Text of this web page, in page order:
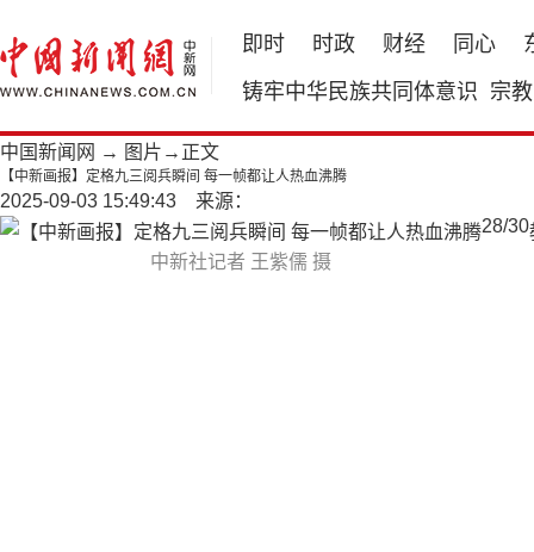
即时 时政 财经 同心
铸牢中华民族共同体意识 宗教
中国新闻网 → 图片 →正文
【中新画报】定格九三阅兵瞬间 每一帧都让人热血沸腾
2025-09-03 15:49:43 来源：
中新社记者 王紫儒 摄
28/30